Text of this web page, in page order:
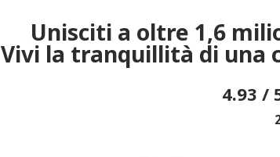
Unisciti a oltre 1,6
Vivi la tranquillità di una
4.93 /